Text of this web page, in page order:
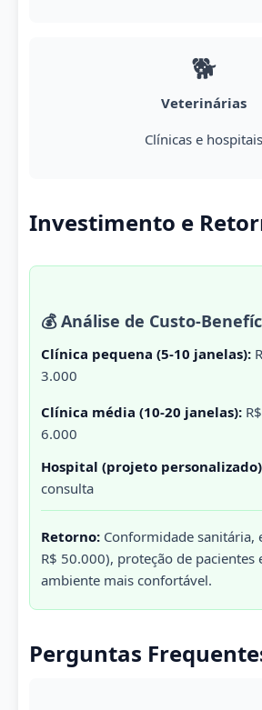
🐕
Veterinárias
Clínicas e hospitais
Investimento e
💰 Análise de Custo-
Clínica pequena (5-10 janelas):
3.000
Clínica média (10-20 janelas):
6.000
Hospital (projeto
consulta
Retorno: Conformidade sanitária,
R$ 50.000), proteção de pacientes
ambiente mais confortável.
Perguntas